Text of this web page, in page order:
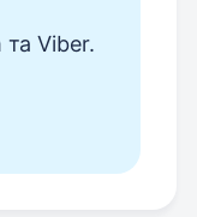
та Viber.